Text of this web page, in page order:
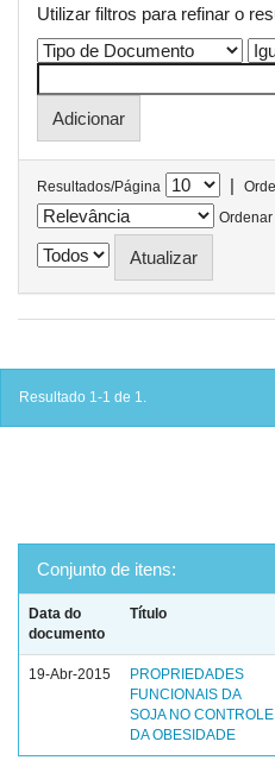
Utilizar filtros para refinar o
Resultados/Página |
Ordenar
Resultado 1-1 de 1.
Conjunto de itens:
Data do
documento
Título
19-Abr-2015
PROPRIEDADES
FUNCIONAIS DA
SOJA NO CONTROLE
DA OBESIDADE